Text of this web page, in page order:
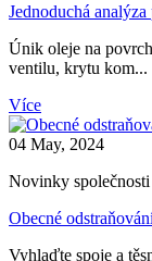
Jednoduchá
Únik oleje na
ventilu, krytu kom...
Více
04 May, 2024
Novinky společnosti
Obecné
Vyhlaďte spoje a